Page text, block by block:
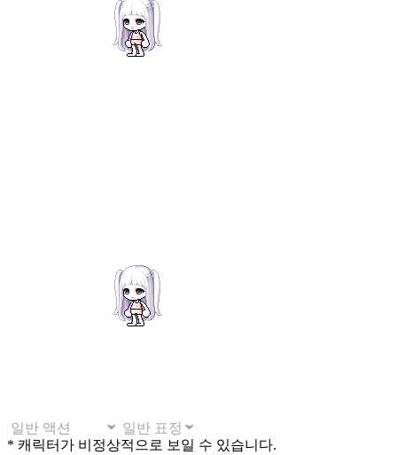
* 캐릭터가 비정상적으로 보일 수 있습니다.